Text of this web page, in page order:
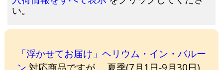
い。
「浮かせてお届け」ヘリウム・イン・バルー
ン 対応商品ですが、 夏季(7月1日-9月30日)